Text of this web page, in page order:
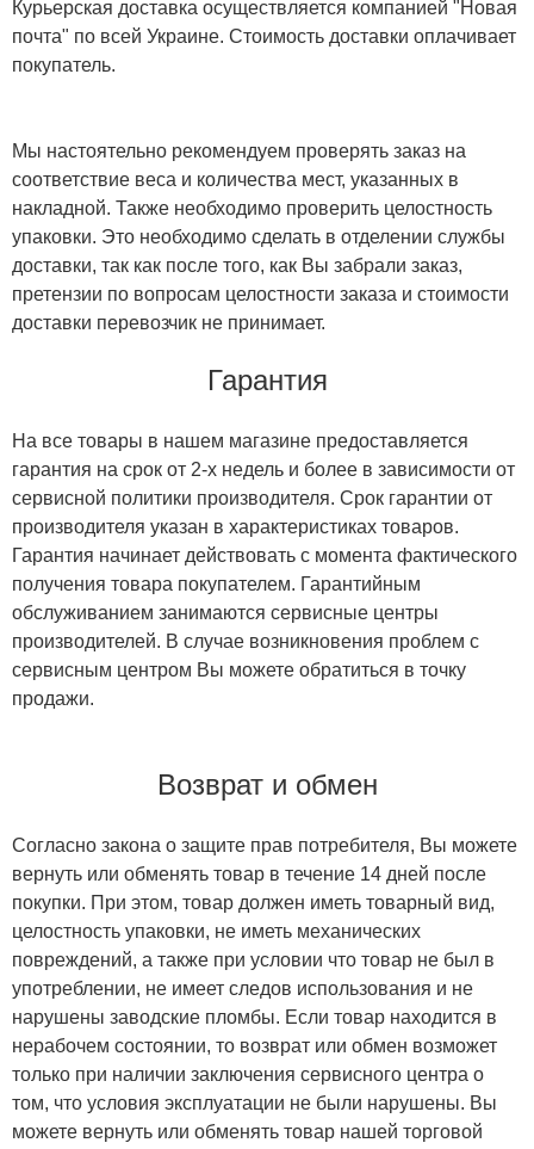
Курьерская доставка осуществляется компанией "Новая
почта" по всей Украине. Стоимость доставки оплачивает
покупатель.
Мы настоятельно рекомендуем проверять заказ на
соответствие веса и количества мест, указанных в
накладной. Также необходимо проверить целостность
упаковки. Это необходимо сделать в отделении службы
доставки, так как после того, как Вы забрали заказ,
претензии по вопросам целостности заказа и стоимости
доставки перевозчик не принимает.
Гарантия
На все товары в нашем магазине предоставляется
гарантия на срок от 2-х недель и более в зависимости от
сервисной политики производителя. Срок гарантии от
производителя указан в характеристиках товаров.
Гарантия начинает действовать с момента фактического
получения товара покупателем. Гарантийным
обслуживанием занимаются сервисные центры
производителей. В случае возникновения проблем с
сервисным центром Вы можете обратиться в точку
продажи.
Возврат и обмен
Согласно закона о защите прав потребителя, Вы можете
вернуть или обменять товар в течение 14 дней после
покупки. При этом, товар должен иметь товарный вид,
целостность упаковки, не иметь механических
повреждений, а также при условии что товар не был в
употреблении, не имеет следов использования и не
нарушены заводские пломбы. Если товар находится в
нерабочем состоянии, то возврат или обмен возможет
только при наличии заключения сервисного центра о
том, что условия эксплуатации не были нарушены. Вы
можете вернуть или обменять товар нашей торговой